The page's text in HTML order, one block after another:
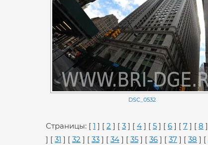
DSC_0532
Страницы: [ 1 ] [ 2 ] [ 3 ] [ 4 ] [ 5 ] [ 6 ] [ 7 ] [ 8
] [ 31 ] [ 32 ] [ 33 ] [ 34 ] [ 35 ] [ 36 ] [ 37 ] [ 38 ] [